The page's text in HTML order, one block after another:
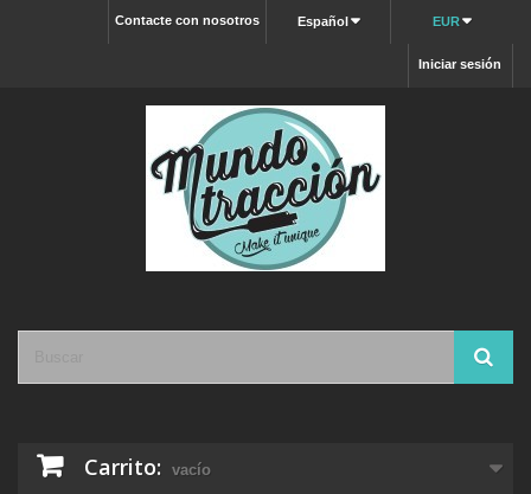
EUR
Español
Contacte con nosotros
Iniciar sesión
Carrito: vacío